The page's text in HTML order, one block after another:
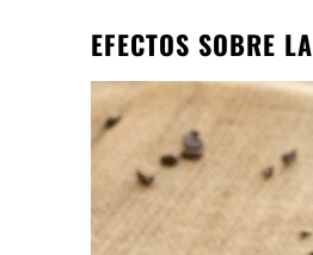
EFECTOS SOBRE